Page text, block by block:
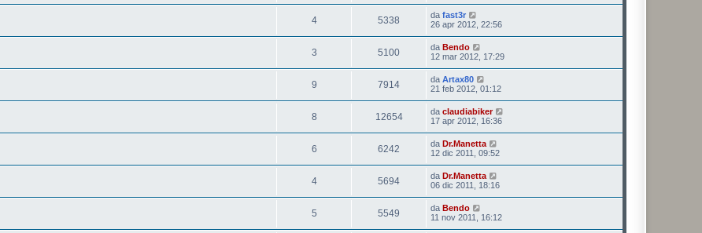
4 5338 da fast3r
26 apr 2012, 22:56
3 5100 da Bendo
12 mar 2012, 17:29
9 7914 da Artax80
21 feb 2012, 01:12
8 12654 da claudiabiker
17 apr 2012, 16:36
6 6242 da Dr.Manetta
12 dic 2011, 09:52
4 5694 da Dr.Manetta
06 dic 2011, 18:16
5 5549 da Bendo
11 nov 2011, 16:12